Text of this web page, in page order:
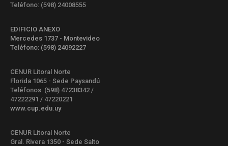
Teléfono: (598) 24008555
EDIFICIO ANEXO
Mercedes 1737 - Montevideo
Teléfono: (598) 24092227
CENUR Litoral Norte
Florida 1065 - Sede Paysandú
Teléfonos: (598) 47238342 /
47222291 / 47220221
www.cup.edu.uy
CENUR Litoral Norte
Gral. Rivera 1350 - Sede Salto